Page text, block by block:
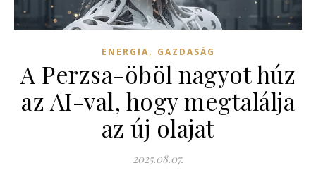
ENERGIA, GAZDASÁG
A Perzsa-öböl nagyot húz
az AI-val, hogy megtalálja
az új olajat
2025.08.07.